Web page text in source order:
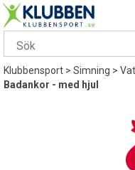
Klubbensport>Simning>
Badankor - med hjul